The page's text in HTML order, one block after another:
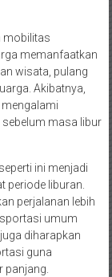
mobilitas
memanfaatkan
wisata, pulang
Akibatnya,
masa libur
ini menjadi
periode liburan.
perjalanan lebih
umum
diharapkan
guna